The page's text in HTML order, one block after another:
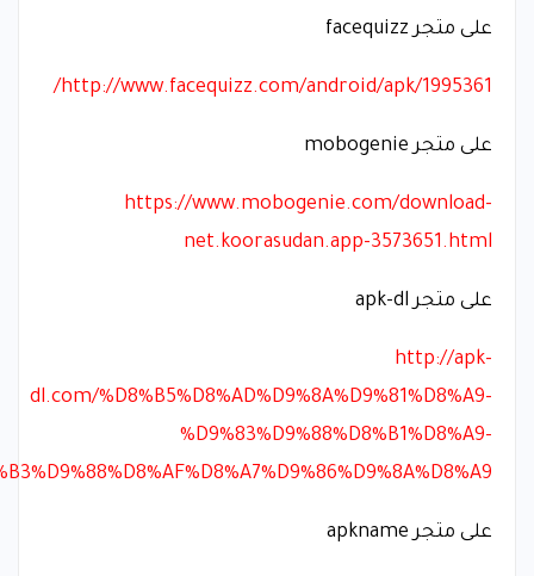
على متجر facequizz
http://www.facequizz.com/android/apk/1995361/
على متجر mobogenie
https://www.mobogenie.com/download-
net.koorasudan.app-3573651.html
على متجر apk-dl
http://apk-
dl.com/%D8%B5%D8%AD%D9%8A%D9%81%D8%A9-
%D9%83%D9%88%D8%B1%D8%A9-
على متجر apkname